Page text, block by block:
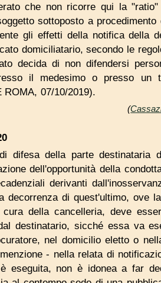
che non ricorre qui la
sottoposto a
gli effetti della notifica della
domiciliatario, secondo le
decida di non difendersi
il medesimo o presso un
ROMA, 07/10/2019).
(
difesa della parte destinataria
dell'opportunità della
derivanti
decorrenza di quest'ultimo, ove
cura della cancelleria, deve
destinatario, sicché essa va
nel domicilio eletto o
- nella relata di
eseguita, non è idonea a far